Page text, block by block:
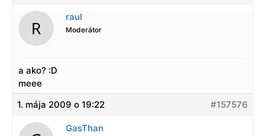
raul
Moderátor
a ako? :D
meee
1. mája 2009 o 19:22
#157576
GasThan